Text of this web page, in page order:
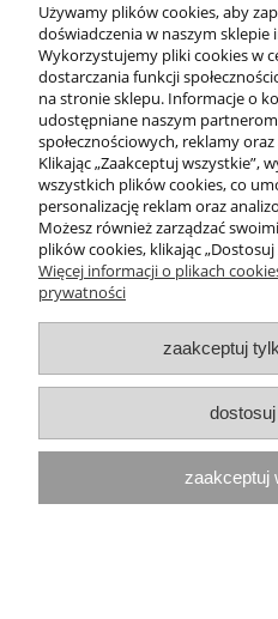
do
Vitaforce
wyrównujące
Używamy plików cookies, aby
doświadczenia w naszym
Wykorzystujemy pliki cookies w
dostarczania funkcji
na stronie sklepu. Informacje o
udostępniane naszym
społecznościowych, reklamy oraz
Klikając „Zaakceptuj wszystkie”,
wszystkich plików cookies, co
personalizację reklam oraz
Możesz również zarządzać
plików cookies, klikając „Dostosuj
Więcej informacji o plikach
prywatności
zaakceptuj
zaakceptuj